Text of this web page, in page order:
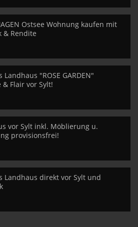
Ostsee Wohnung kaufen mit
& Rendite
Landhaus "ROSE GARDEN"
Flair vor Sylt!
vor Sylt inkl. Möblierung u.
provisionsfrei!
Landhaus direkt vor Sylt und